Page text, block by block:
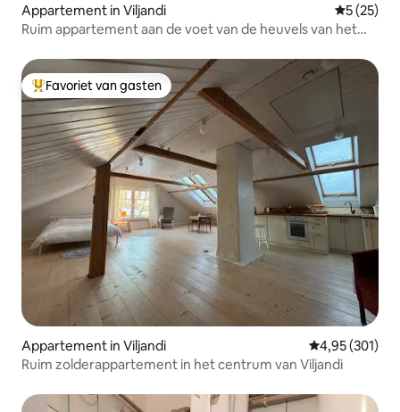
Appartement in Viljandi
5 (25)
Ruim appartement aan de voet van de heuvels van het
Topfavoriet van gasten
Favoriet van gasten
Appartement in Viljandi Gemiddelde
4,95 (301)
Ruim zolderappartement in het centrum van Viljandi